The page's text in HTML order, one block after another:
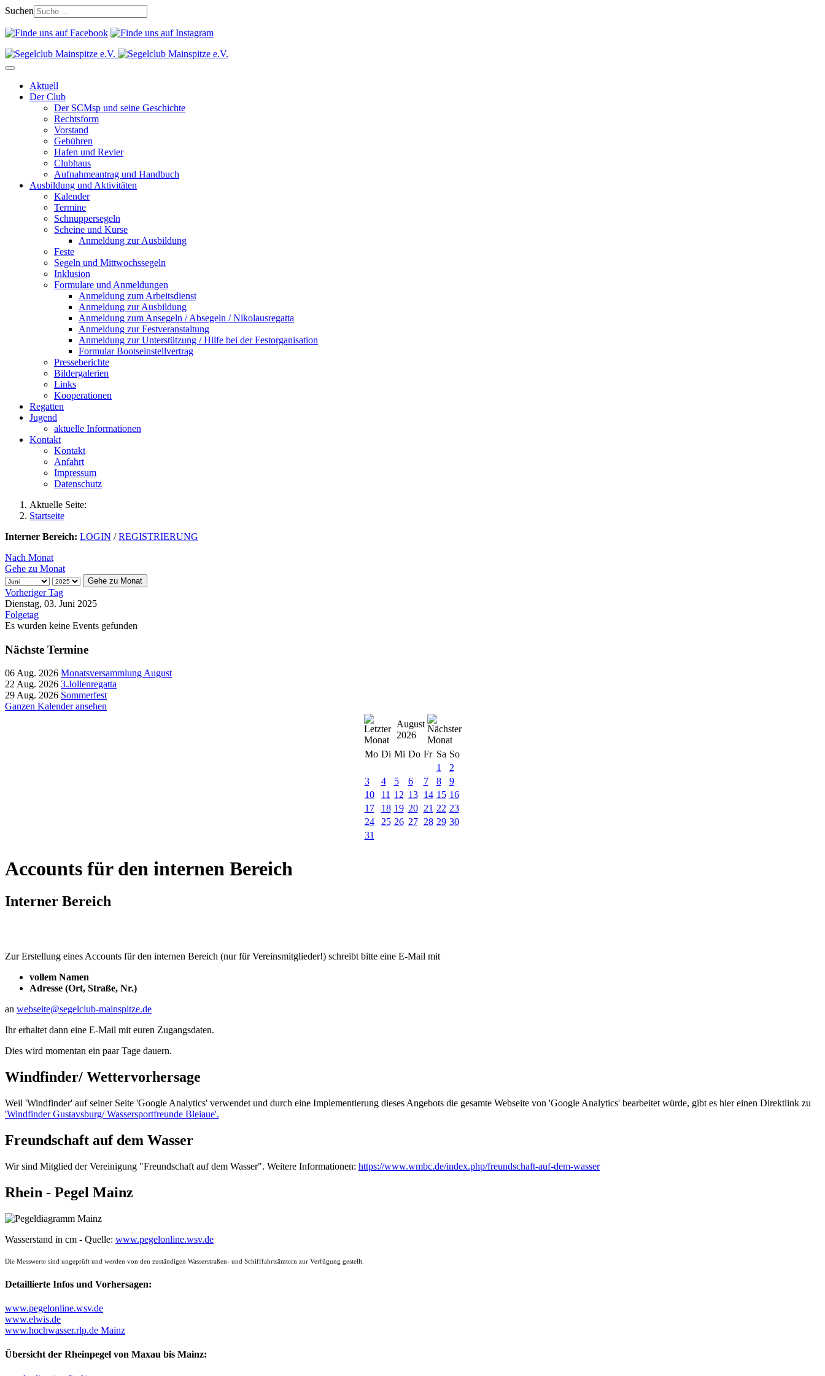
Suchen
Aktuell
Der Club
Der SCMsp und seine Geschichte
Rechtsform
Vorstand
Gebühren
Hafen und Revier
Clubhaus
Aufnahmeantrag und Handbuch
Ausbildung und Aktivitäten
Kalender
Termine
Schnuppersegeln
Scheine und Kurse
Anmeldung zur Ausbildung
Feste
Segeln und Mittwochssegeln
Inklusion
Formulare und Anmeldungen
Anmeldung zum Arbeitsdienst
Anmeldung zur Ausbildung
Anmeldung zum Ansegeln / Absegeln / Nikolausregatta
Anmeldung zur Festveranstaltung
Anmeldung zur Unterstützung / Hilfe bei der Festorganisation
Formular Bootseinstellvertrag
Presseberichte
Bildergalerien
Links
Kooperationen
Regatten
Jugend
aktuelle Informationen
Kontakt
Kontakt
Anfahrt
Impressum
Datenschutz
Aktuelle Seite:
Startseite
Interner Bereich: LOGIN /REGISTRIERUNG
Nach Monat
Gehe zu Monat
Gehe zu Monat
Vorheriger Tag
Dienstag, 03. Juni 2025
Folgetag
Es wurden keine Events gefunden
Nächste Termine
06 Aug. 2026 Monatsversammlung August
22 Aug. 2026 3.Jollenregatta
29 Aug. 2026 Sommerfest
Ganzen Kalender ansehen
August
2026
Mo Di Mi Do Fr Sa So
1
2
3
4 5 6 7 8
9
10
11 12 13 14 15 16
17
18 19 20 21 22 23
24
25 26 27 28 29 30
31
Accounts für den internen Bereich
Interner Bereich
Zur Erstellung eines Accounts für den internen Bereich (nur für Vereinsmitglieder!) schreibt bitte eine E-Mail mit
vollem Namen
Adresse (Ort, Straße, Nr.)
an webseite@segelclub-mainspitze.de
Ihr erhaltet dann eine E-Mail mit euren Zugangsdaten.
Dies wird momentan ein paar Tage dauern.
Windfinder/ Wettervorhersage
Weil 'Windfinder' auf seiner Seite 'Google Analytics' verwendet und durch eine Implementierung dieses Angebots die gesamte Webseite von 'Google Analytics' bearbeitet würde, gibt es hier einen Direktlink zu
'Windfinder Gustavsburg/ Wassersportfreunde Bleiaue'.
Freundschaft auf dem Wasser
Wir sind Mitglied der Vereinigung "Freundschaft auf dem Wasser". Weitere Informationen: https://www.wmbc.de/index.php/freundschaft-auf-dem-wasser
Rhein - Pegel Mainz
Wasserstand in cm - Quelle: www.pegelonline.wsv.de
Die Messwerte sind ungeprüft und werden von den zuständigen Wasserstraßen- und Schifffahrtsämtern zur Verfügung gestellt.
Detaillierte Infos und Vorhersagen:
www.pegelonline.wsv.de
www.elwis.de
www.hochwasser.rlp.de Mainz
Übersicht der Rheinpegel von Maxau bis Mainz: